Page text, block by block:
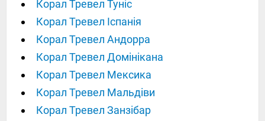
Корал Тревел Туніс
Корал Тревел Іспанія
Корал Тревел Андорра
Корал Тревел Домінікана
Корал Тревел Мексика
Корал Тревел Мальдіви
Корал Тревел Занзібар